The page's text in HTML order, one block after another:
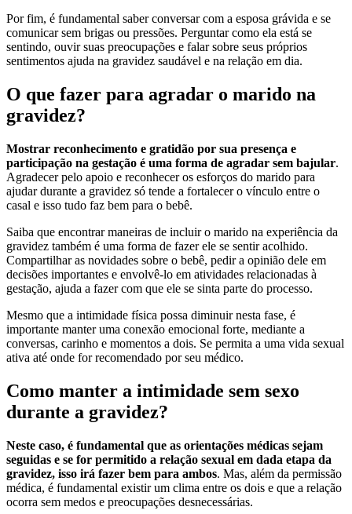
Por fim, é fundamental saber conversar com a esposa grávida e se
comunicar sem brigas ou pressões. Perguntar como ela está se
sentindo, ouvir suas preocupações e falar sobre seus próprios
sentimentos ajuda na gravidez saudável e na relação em dia.
O que fazer para agradar o marido na
gravidez?
Mostrar reconhecimento e gratidão por sua presença e
participação na gestação é uma forma de agradar sem bajular.
Agradecer pelo apoio e reconhecer os esforços do marido para
ajudar durante a gravidez só tende a fortalecer o vínculo entre o
casal e isso tudo faz bem para o bebê.
Saiba que encontrar maneiras de incluir o marido na experiência da
gravidez também é uma forma de fazer ele se sentir acolhido.
Compartilhar as novidades sobre o bebê, pedir a opinião dele em
decisões importantes e envolvê-lo em atividades relacionadas à
gestação, ajuda a fazer com que ele se sinta parte do processo.
Mesmo que a intimidade física possa diminuir nesta fase, é
importante manter uma conexão emocional forte, mediante a
conversas, carinho e momentos a dois. Se permita a uma vida sexual
ativa até onde for recomendado por seu médico.
Como manter a intimidade sem sexo
durante a gravidez?
Neste caso, é fundamental que as orientações médicas sejam
seguidas e se for permitido a relação sexual em dada etapa da
gravidez, isso irá fazer bem para ambos. Mas, além da permissão
médica, é fundamental existir um clima entre os dois e que a relação
ocorra sem medos e preocupações desnecessárias.